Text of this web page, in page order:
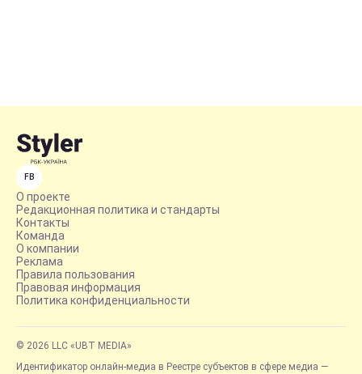
FB
О проекте
Редакционная политика и стандарты
Контакты
Команда
О компании
Реклама
Правила пользования
Правовая информация
Политика конфиденциальности
© 2026 LLC «UBT MEDIA»
Идентификатор онлайн-медиа в Реестре субъектов в сфере медиа —